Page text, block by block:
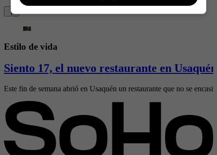
Estilo de vida
Siento 17, el nuevo restaurante en Usaquén
Este fin de semana abrió en Usaquén un restaurante que no se